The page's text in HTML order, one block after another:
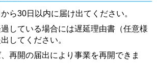
ら30日以内に届け出てください。
している場合には遅延理由書（任意様
してください。
再開の届出により事業を再開できま